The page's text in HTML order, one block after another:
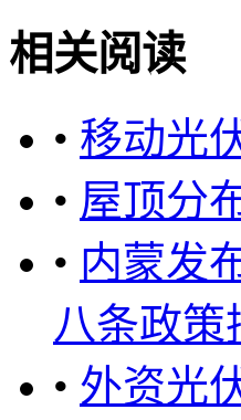
相关阅读
• 移动光
• 屋顶分
• 内蒙发
八条政策
• 外资光